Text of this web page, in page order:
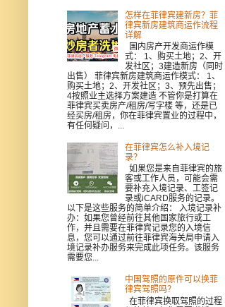
怎样在菲律宾建新房？菲
律宾新房建筑商运作流程
详解
国内房产开发商运作模
式： 1、购买土地；2、开
发社区；3建造新房（同时
出售） 菲律宾新房建筑商运作模式： 1、
购买土地；2、开发社区；3、预先出售；
4按照业主选择方案建造 不管你是打算在
菲律宾买卖房产/租房/写字楼 等，还是已
经买房/租房，你在菲律宾置业的过程中，
有任何疑问，...
在菲律宾怎么补入境记
录？
如果您是来自菲律宾的旅
客或工作人员，可能会需
要补充入境记录、工签记
录或iCARD服务的记录。
以下是这些服务的简单介绍： 入境记录补
办：如果您曾经前往其他国家旅行或工
作，并且需要在菲律宾记录您的入境信
息，您可以通过前往菲律宾海关局申请入
境记录补办服务来完成此项任务。该服务
需要您...
中国驾照的原件可以换菲
律宾驾照吗？
在菲律宾换取驾照的过程